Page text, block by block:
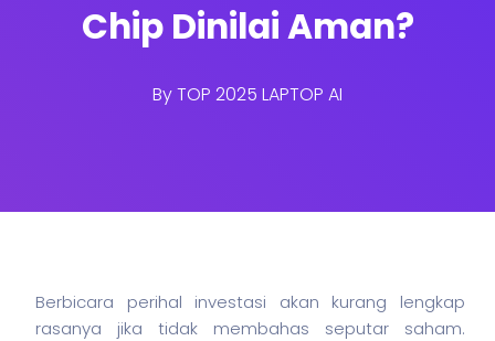
Chip Dinilai Aman?
ByTOP 2025 LAPTOP AI
Berbicara perihal investasi akan kurang lengkap
rasanya jika tidak membahas seputar saham.